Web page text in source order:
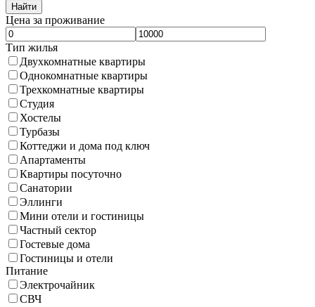
Найти
Цена за проживание
Тип жилья
Двухкомнатные квартиры
Однокомнатные квартиры
Трехкомнатные квартиры
Студия
Хостелы
Турбазы
Коттеджи и дома под ключ
Апартаменты
Квартиры посуточно
Санатории
Эллинги
Мини отели и гостиницы
Частный сектор
Гостевые дома
Гостиницы и отели
Питание
Электрочайник
СВЧ